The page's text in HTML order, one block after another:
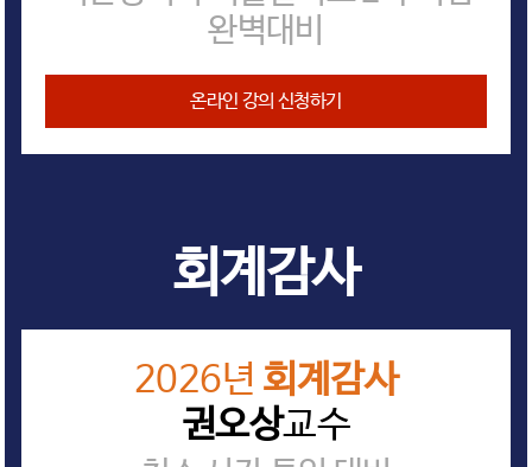
완벽대비
온라인 강의 신청하기
회계감사
2026년 회계감사
권오상교수